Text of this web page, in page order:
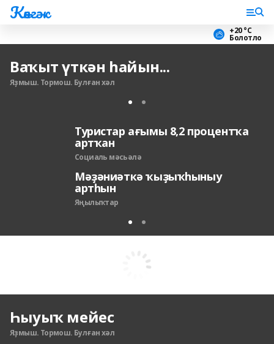
Көнгәк
+20 °С
Болотло
Ваҡыт үткән һайын...
Яҙмыш. Тормош. Булған хәл
Туристар ағымы 8,2 процентҡа
артҡан
Социаль мәсьәлә
Мәҙәниәткә ҡыҙыҡһыныу
артһын
Яңылыҡтар
Һыуыҡ мейес
Яҙмыш. Тормош. Булған хәл